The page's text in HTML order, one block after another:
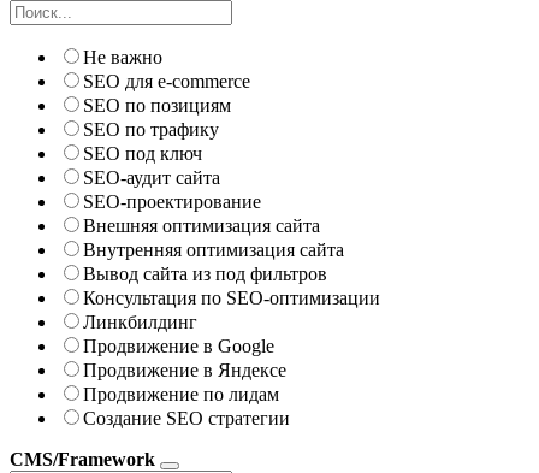
Не важно
SEO для e-commerce
SEO по позициям
SEO по трафику
SEO под ключ
SEO-аудит сайта
SEO-проектирование
Внешняя оптимизация сайта
Внутренняя оптимизация сайта
Вывод сайта из под фильтров
Консультация по SEO-оптимизации
Линкбилдинг
Продвижение в Google
Продвижение в Яндексе
Продвижение по лидам
Создание SEO стратегии
CMS/Framework